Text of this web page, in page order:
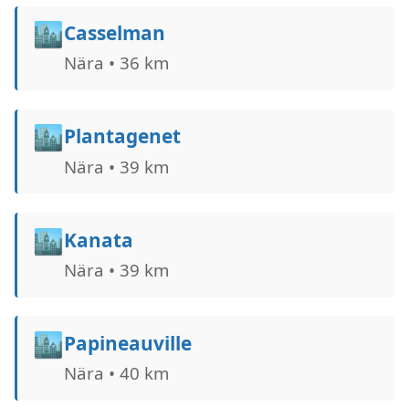
🏙️Casselman
Nära • 36 km
🏙️Plantagenet
Nära • 39 km
🏙️Kanata
Nära • 39 km
🏙️Papineauville
Nära • 40 km